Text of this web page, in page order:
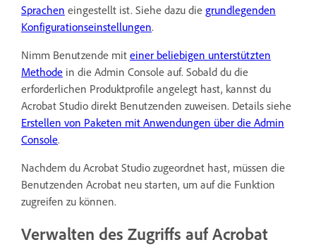
Sprachen eingestellt ist. Siehe dazu die grundlegenden
Konfigurationseinstellungen.
Nimm Benutzende mit einer beliebigen unterstützten
Methode in die Admin Console auf. Sobald du die
erforderlichen Produktprofile angelegt hast, kannst du
Acrobat Studio direkt Benutzenden zuweisen. Details siehe
Erstellen von Paketen mit Anwendungen über die Admin
Console.
Nachdem du Acrobat Studio zugeordnet hast, müssen die
Benutzenden Acrobat neu starten, um auf die Funktion
zugreifen zu können.
Verwalten des Zugriffs auf Acrobat